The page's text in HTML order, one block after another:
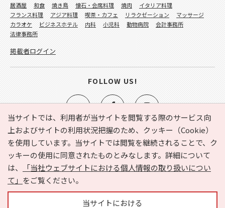
当サイトでは、利用者が当サイトを閲覧する際のサービス向
上およびサイトの利用状況把握のため、クッキー（Cookie）
を使用しています。当サイトでは閲覧を継続されることで、ク
ッキーの使用に同意されたものとみなします。詳細について
は、
「当社ウェブサイトにおける個人情報の取り扱いについ
て」 をご覧ください。
当サイトにおける
e-NAVITA（イーナビタ）とは？ お気に入り
ヘルプ
利用規約
個人情報の取り扱いについて
運営会社
サイトマップ
広告掲載に関するお問い合わせ
居酒屋 和食 焼き鳥 懐石・会席料理 焼肉
イタリア料理
フランス料理
アジア料理 喫茶・カフェ リラクゼーション
マッサージ
カラオケ
ビジネスホテル 内科 小児科 動物病院
会計事務所
法律事務所
掲載者ログイン
FOLLOW US!